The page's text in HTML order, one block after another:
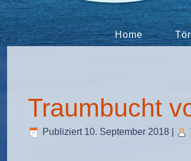
Home
Traumbucht
Publiziert 10. September 2018